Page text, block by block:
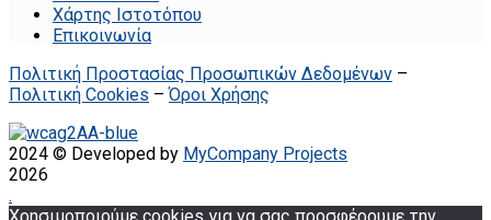
Χάρτης Ιστοτόπου
Επικοινωνία
Πολιτική Προστασίας Προσωπικών Δεδομένων –
Πολιτική Cookies –Όροι Χρήσης
2024 © Developed by MyCompany Projects
2026
.
Χρησιμοποιούμε cookies για να σας προσφέρουμε την